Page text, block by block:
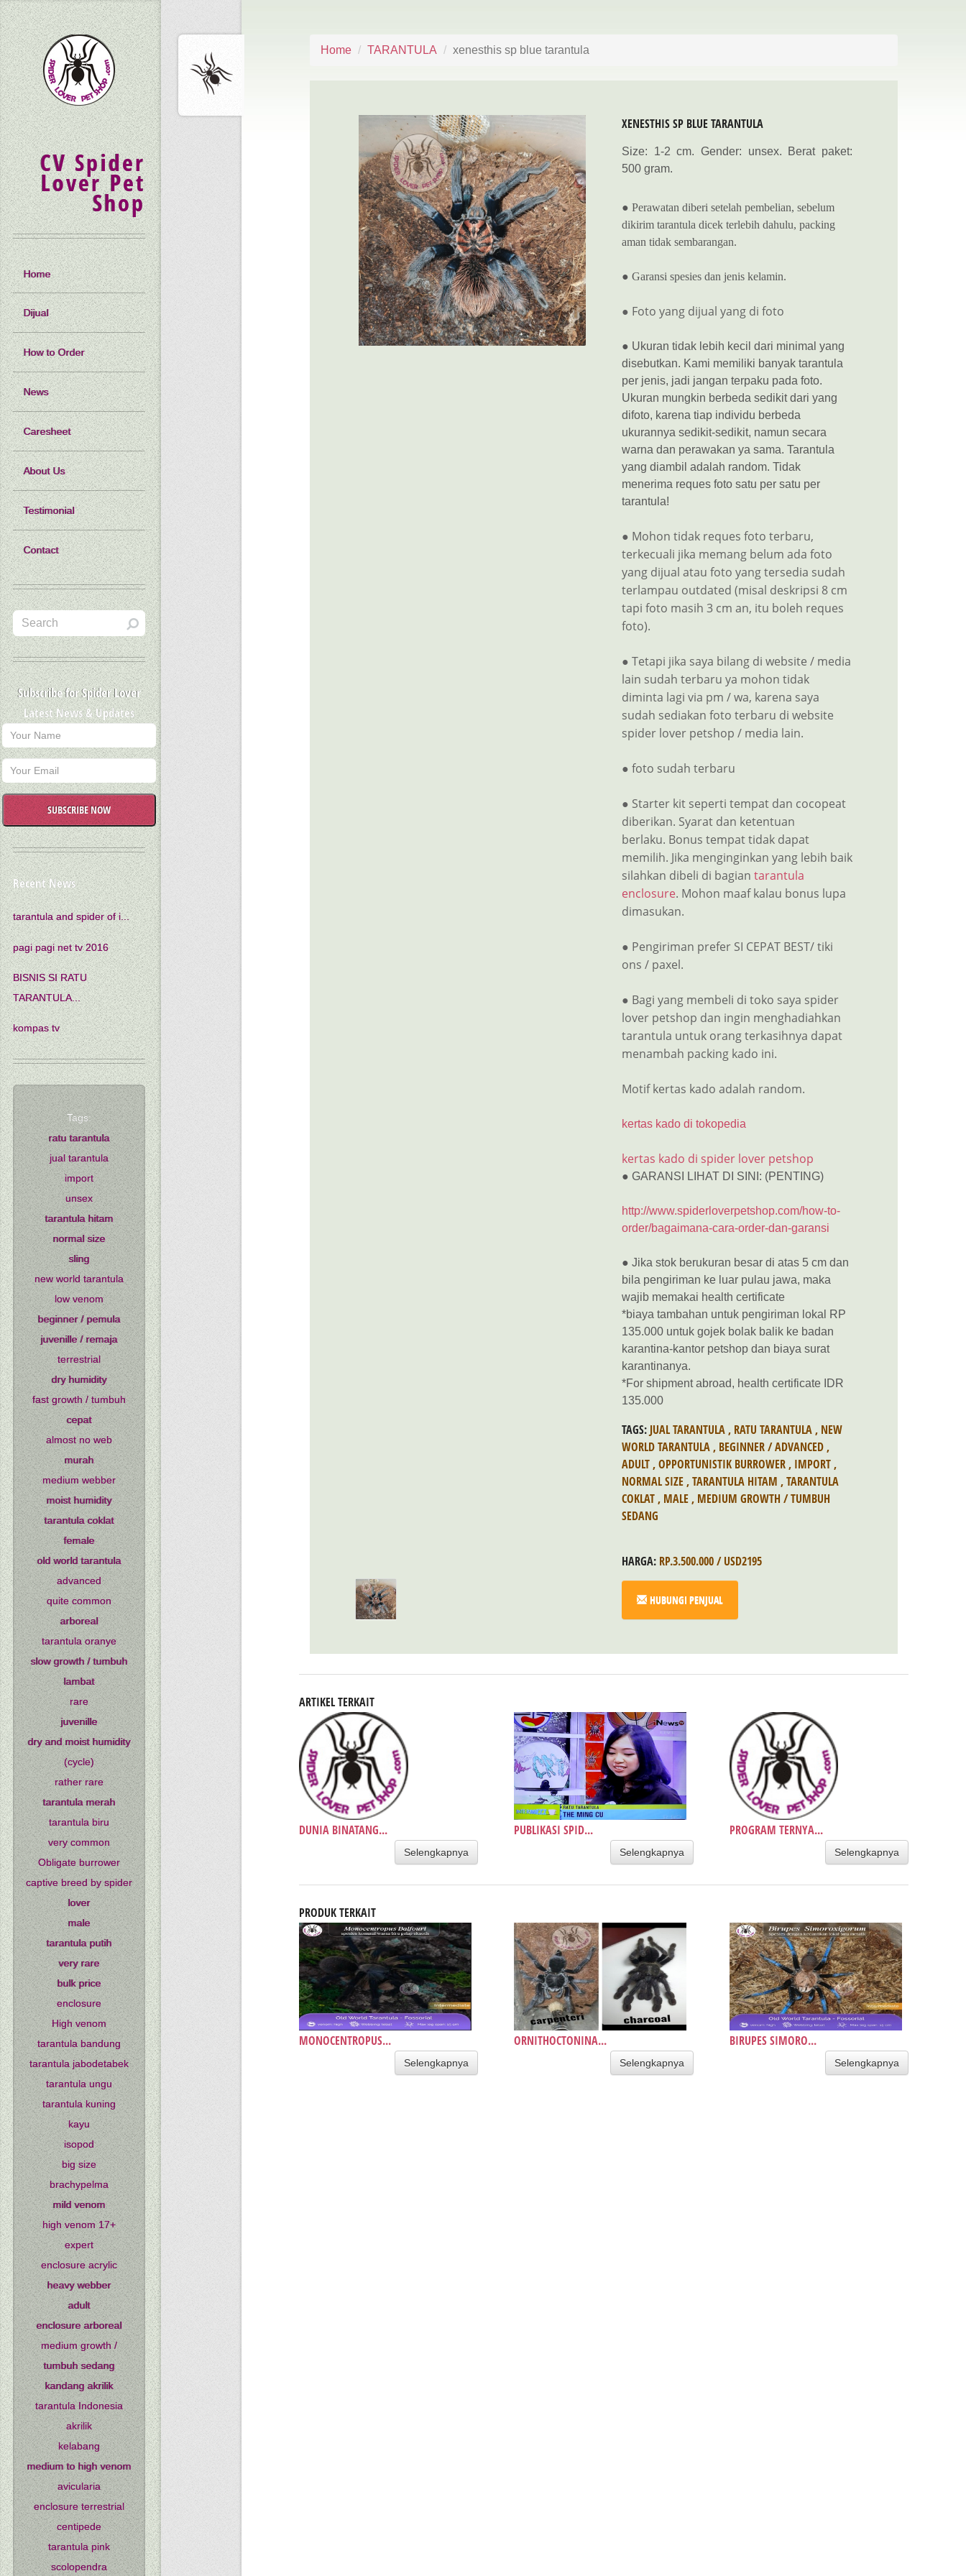
Home TARANTULA xenesthis sp blue tarantula
XENESTHIS SP BLUE TARANTULA
Size: 1-2 cm. Gender: unsex. Berat paket:
500 gram.
● Perawatan diberi setelah pembelian, sebelum
dikirim tarantula dicek terlebih dahulu, packing
aman tidak sembarangan.
● Garansi spesies dan jenis kelamin.
● Foto yang dijual yang di foto
● Ukuran tidak lebih kecil dari minimal yang
disebutkan. Kami memiliki banyak tarantula
per jenis, jadi jangan terpaku pada foto.
Ukuran mungkin berbeda sedikit dari yang
difoto, karena tiap individu berbeda
ukurannya sedikit-sedikit, namun secara
warna dan perawakan ya sama. Tarantula
yang diambil adalah random. Tidak
menerima reques foto satu per satu per
tarantula!
● Mohon tidak reques foto terbaru,
terkecuali jika memang belum ada foto
yang dijual atau foto yang tersedia sudah
terlampau outdated (misal deskripsi 8 cm
tapi foto masih 3 cm an, itu boleh reques
foto).
● Tetapi jika saya bilang di website / media
lain sudah terbaru ya mohon tidak
diminta lagi via pm / wa, karena saya
sudah sediakan foto terbaru di website
spider lover petshop / media lain.
● foto sudah terbaru
● Starter kit seperti tempat dan cocopeat
diberikan. Syarat dan ketentuan
berlaku. Bonus tempat tidak dapat
memilih. Jika menginginkan yang lebih baik
silahkan dibeli di bagian tarantula
enclosure. Mohon maaf kalau bonus lupa
dimasukan.
● Pengiriman prefer SI CEPAT BEST/ tiki
ons / paxel.
● Bagi yang membeli di toko saya spider
lover petshop dan ingin menghadiahkan
tarantula untuk orang terkasihnya dapat
menambah packing kado ini.
Motif kertas kado adalah random.
kertas kado di tokopedia
kertas kado di spider lover petshop
● GARANSI LIHAT DI SINI: (PENTING)
http://www.spiderloverpetshop.com/how-to-
order/bagaimana-cara-order-dan-garansi
● Jika stok berukuran besar di atas 5 cm dan
bila pengiriman ke luar pulau jawa, maka
wajib memakai health certificate
*biaya tambahan untuk pengiriman lokal RP
135.000 untuk gojek bolak balik ke badan
karantina-kantor petshop dan biaya surat
karantinanya.
*For shipment abroad, health certificate IDR
135.000
TAGS: JUAL TARANTULA, RATU TARANTULA, NEW
WORLD TARANTULA, BEGINNER / ADVANCED,
ADULT,OPPORTUNISTIK BURROWER, IMPORT,
NORMAL SIZE,TARANTULA HITAM ,TARANTULA
COKLAT, MALE, MEDIUM GROWTH / TUMBUH
SEDANG
HARGA: RP.3.500.000 / USD2195
HUBUNGI PENJUAL
ARTIKEL TERKAIT
DUNIA BINATANG...
Selengkapnya
PUBLIKASI SPID...
Selengkapnya
PROGRAM TERNYA...
Selengkapnya
PRODUK TERKAIT
MONOCENTROPUS...
Selengkapnya
ORNITHOCTONINA...
Selengkapnya
BIRUPES SIMORO...
Selengkapnya
CV Spider
Lover Pet
Shop
Home
Dijual
How to Order
News
Caresheet
About Us
Testimonial
Contact
Subscribe for Spider Lover
Latest News & Updates
SUBSCRIBE NOW
Recent News
tarantula and spider of i...
pagi pagi net tv 2016
BISNIS SI RATU
TARANTULA...
kompas tv
Tags:
ratu tarantula
jual tarantula
import
unsex
tarantula hitam
normal size
sling
new world tarantula
low venom
beginner / pemula
juvenille / remaja
terrestrial
dry humidity
fast growth / tumbuh
cepat
almost no web
murah
medium webber
moist humidity
tarantula coklat
female
old world tarantula
advanced
quite common
arboreal
tarantula oranye
slow growth / tumbuh
lambat
rare
juvenille
dry and moist humidity
(cycle)
rather rare
tarantula merah
tarantula biru
very common
Obligate burrower
captive breed by spider
lover
male
tarantula putih
very rare
bulk price
enclosure
High venom
tarantula bandung
tarantula jabodetabek
tarantula ungu
tarantula kuning
kayu
isopod
big size
brachypelma
mild venom
high venom 17+
expert
enclosure acrylic
heavy webber
adult
enclosure arboreal
medium growth /
tumbuh sedang
kandang akrilik
tarantula Indonesia
akrilik
kelabang
medium to high venom
avicularia
enclosure terrestrial
centipede
tarantula pink
scolopendra